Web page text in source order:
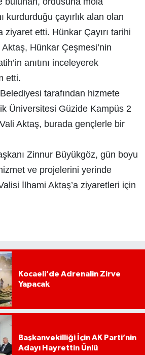
kurdurduğu çayırlık alan olan
ziyaret etti. Hünkar Çayırı tarihi
Hünkar Çeşmesi’nin
anıtını inceleyerek
etti.
tarafından hizmete
Üniversitesi Güzide Kampüs 2
Aktaş, burada gençlerle bir
Zinnur Büyükgöz, gün boyu
ve projelerini yerinde
İlhami Aktaş’a ziyaretleri için
Kocaeli’de Adrenalin Zirve
Yapacak
Başkanvekilliği İçin AK Parti’nin
Adayı Hayrettin Ünlü